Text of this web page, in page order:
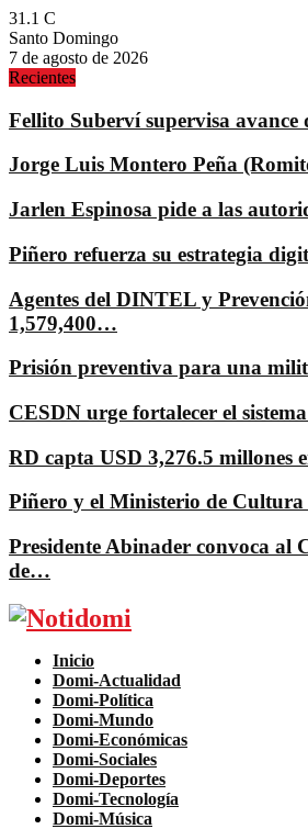
31.1 C
Santo Domingo
7 de agosto de 2026
Recientes
Fellito Suberví supervisa
Jorge Luis Montero Peña
Jarlen Espinosa pide a las
Piñero refuerza su estrategia
Agentes del DINTEL y
1,579,400…
Prisión preventiva para una
CESDN urge fortalecer el
RD capta USD 3,276.5 millones
Piñero y el Ministerio de
Presidente Abinader convoca al
de…
Facebook
Twitter
Instagram
Pinterest
Youtube
Inicio
Domi-Actualidad
Domi-Política
Domi-Mundo
Domi-Económicas
Domi-Sociales
Domi-Deportes
Domi-Tecnología
Domi-Música